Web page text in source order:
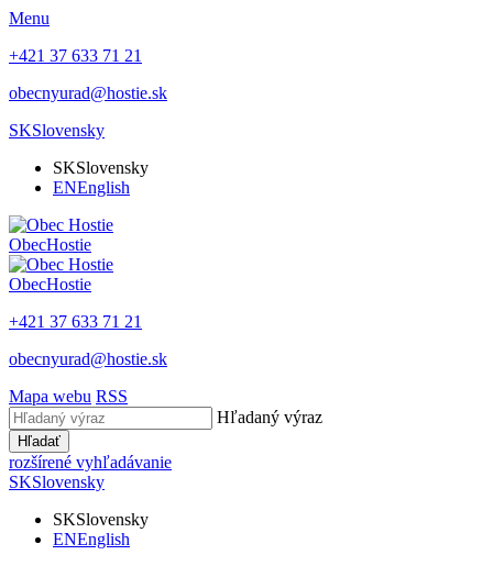
Menu
+421 37 633 71 21
obecnyurad@hostie.sk
SKSlovensky
SKSlovensky
ENEnglish
ObecHostie
ObecHostie
+421 37 633 71 21
obecnyurad@hostie.sk
Mapa webu RSS
Hľadaný výraz
Hľadať
rozšírené vyhľadávanie
SKSlovensky
SKSlovensky
ENEnglish